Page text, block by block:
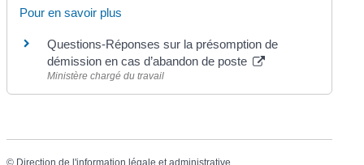
Pour en savoir plus
Questions-Réponses sur la présomption de
démission en cas d’abandon de poste
Ministère chargé du travail
© Direction de l'information légale et administrative